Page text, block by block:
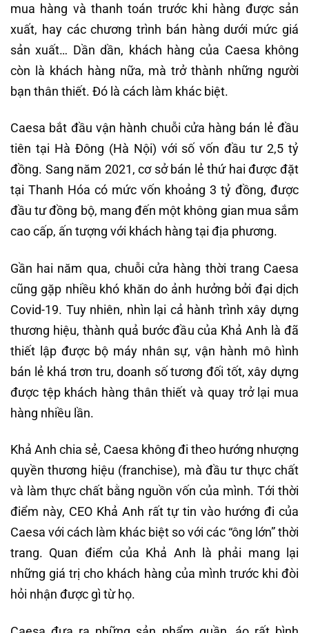
mua hàng và thanh toán trước khi hàng được sản
xuất, hay các chương trình bán hàng dưới mức giá
sản xuất… Dần dần, khách hàng của Caesa không
còn là khách hàng nữa, mà trở thành những người
bạn thân thiết. Đó là cách làm khác biệt.
Caesa bắt đầu vận hành chuỗi cửa hàng bán lẻ đầu
tiên tại Hà Đông (Hà Nội) với số vốn đầu tư 2,5 tỷ
đồng. Sang năm 2021, cơ sở bán lẻ thứ hai được đặt
tại Thanh Hóa có mức vốn khoảng 3 tỷ đồng, được
đầu tư đồng bộ, mang đến một không gian mua sắm
cao cấp, ấn tượng với khách hàng tại địa phương.
Gần hai năm qua, chuỗi cửa hàng thời trang Caesa
cũng gặp nhiều khó khăn do ảnh hưởng bởi đại dịch
Covid-19. Tuy nhiên, nhìn lại cả hành trình xây dựng
thương hiệu, thành quả bước đầu của Khả Anh là đã
thiết lập được bộ máy nhân sự, vận hành mô hình
bán lẻ khá trơn tru, doanh số tương đối tốt, xây dựng
được tệp khách hàng thân thiết và quay trở lại mua
hàng nhiều lần.
Khả Anh chia sẻ, Caesa không đi theo hướng nhượng
quyền thương hiệu (franchise), mà đầu tư thực chất
và làm thực chất bằng nguồn vốn của mình. Tới thời
điểm này, CEO Khả Anh rất tự tin vào hướng đi của
Caesa với cách làm khác biệt so với các “ông lớn” thời
trang. Quan điểm của Khả Anh là phải mang lại
những giá trị cho khách hàng của mình trước khi đòi
hỏi nhận được gì từ họ.